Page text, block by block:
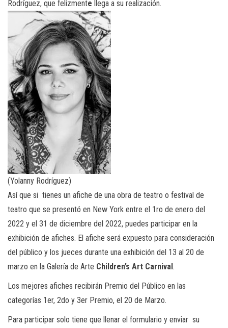
Rodríguez, que felizmente llega a su realización.
(Yolanny Rodríguez)
Así que si tienes un afiche de una obra de teatro o festival de
teatro que se presentó en New York entre el 1ro de enero del
2022 y el 31 de diciembre del 2022, puedes participar en la
exhibición de afiches. El afiche será expuesto para consideración
del público y los jueces durante una exhibición del 13 al 20 de
marzo en la Galería de Arte Children’s Art Carnival.
Los mejores afiches recibirán Premio del Público en las
categorías 1er, 2do y 3er Premio, el 20 de Marzo.
Para participar solo tiene que llenar el formulario y enviar su